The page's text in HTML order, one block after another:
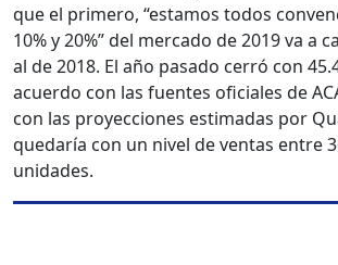
que el primero, “estamos todos
10% y 20%” del mercado de 2019 va a
al de 2018. El año pasado cerró con
acuerdo con las fuentes oficiales de
con las proyecciones estimadas por
quedaría con un nivel de ventas entre
unidades.